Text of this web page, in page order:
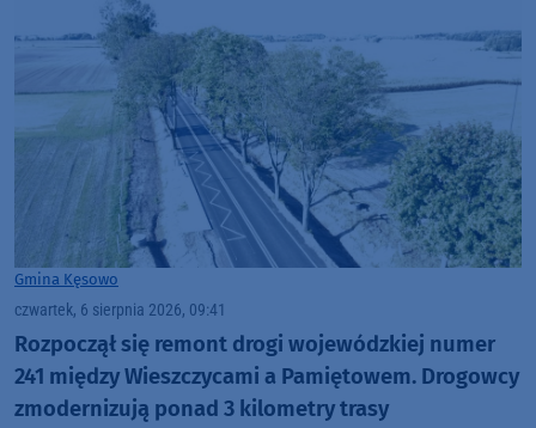
Gmina Kęsowo
czwartek, 6 sierpnia 2026, 09:41
Rozpoczął się remont drogi wojewódzkiej numer
241 między Wieszczycami a Pamiętowem. Drogowcy
zmodernizują ponad 3 kilometry trasy